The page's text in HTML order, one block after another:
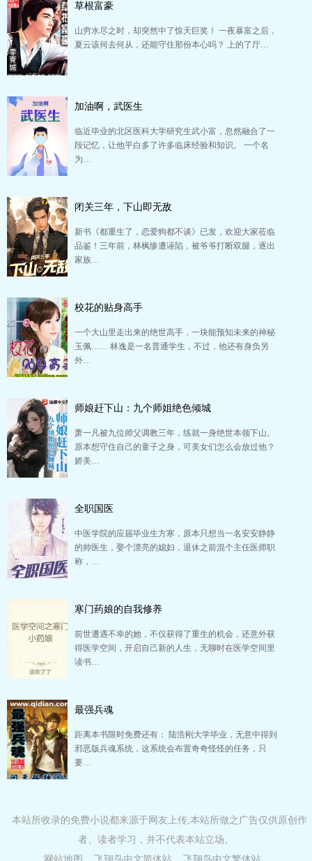
草根富豪
山穷水尽之时，却突然中了惊天巨奖！ 一夜暴富之后，
夏云该何去何从，还能守住那份本心吗？ 上的了厅…
加油啊，武医生
临近毕业的北区医科大学研究生武小富，忽然融合了一
段记忆，让他平白多了许多临床经验和知识。 一个名
为…
闭关三年，下山即无敌
新书《都重生了，恋爱狗都不谈》已发，欢迎大家莅临
品鉴！三年前，林枫惨遭诬陷，被爷爷打断双腿，逐出
家族…
校花的贴身高手
一个大山里走出来的绝世高手，一块能预知未来的神秘
玉佩…… 林逸是一名普通学生，不过，他还有身负另
外…
师娘赶下山：九个师姐绝色倾城
萧一凡被九位师父调教三年，练就一身绝世本领下山。
原本想守住自己的童子之身，可美女们怎么会放过他？
娇美…
全职国医
中医学院的应届毕业生方寒，原本只想当一名安安静静
的帅医生，娶个漂亮的媳妇，退休之前混个主任医师职
称，…
寒门药娘的自我修养
前世遭遇不幸的她，不仅获得了重生的机会，还意外获
得医学空间，开启自己新的人生，无聊时在医学空间里
读书…
最强兵魂
距离本书限时免费还有： 陆浩刚大学毕业，无意中得到
邪恶版兵魂系统，这系统会布置奇奇怪怪的任务，只
要…
本站所收录的免费小说都来源于网友上传,本站所做之广告仅供原创作
者、读者学习，并不代表本站立场。